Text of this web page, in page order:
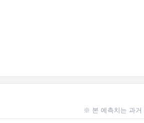
※ 본 예측치는 과거